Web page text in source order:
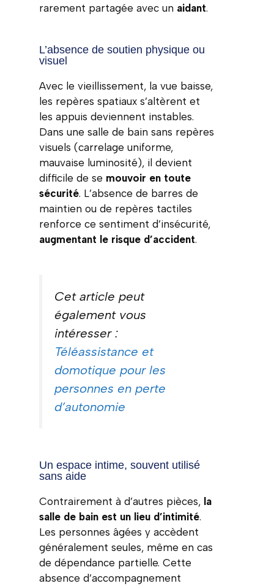
rarement partagée avec un aidant.
L’absence de soutien physique ou
visuel
Avec le vieillissement, la vue baisse,
les repères spatiaux s’altèrent et
les appuis deviennent instables.
Dans une salle de bain sans repères
visuels (carrelage uniforme,
mauvaise luminosité), il devient
difficile de se mouvoir en toute
sécurité. L’absence de barres de
maintien ou de repères tactiles
renforce ce sentiment d’insécurité,
augmentant le risque d’accident.
Cet article peut
également vous
intéresser :
Téléassistance et
domotique pour les
personnes en perte
d’autonomie
Un espace intime, souvent utilisé
sans aide
Contrairement à d’autres pièces, la
salle de bain est un lieu d’intimité.
Les personnes âgées y accèdent
généralement seules, même en cas
de dépendance partielle. Cette
absence d’accompagnement